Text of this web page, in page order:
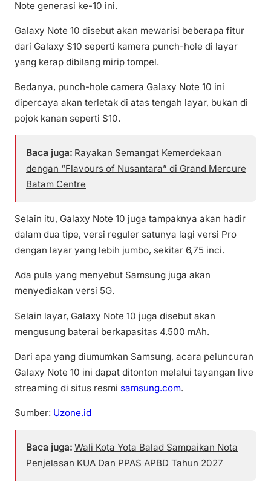
Note generasi ke-10 ini.
Galaxy Note 10 disebut akan mewarisi beberapa fitur
dari Galaxy S10 seperti kamera punch-hole di layar
yang kerap dibilang mirip tompel.
Bedanya, punch-hole camera Galaxy Note 10 ini
dipercaya akan terletak di atas tengah layar, bukan di
pojok kanan seperti S10.
Baca juga: Rayakan Semangat Kemerdekaan
dengan “Flavours of Nusantara” di Grand Mercure
Batam Centre
Selain itu, Galaxy Note 10 juga tampaknya akan hadir
dalam dua tipe, versi reguler satunya lagi versi Pro
dengan layar yang lebih jumbo, sekitar 6,75 inci.
Ada pula yang menyebut Samsung juga akan
menyediakan versi 5G.
Selain layar, Galaxy Note 10 juga disebut akan
mengusung baterai berkapasitas 4.500 mAh.
Dari apa yang diumumkan Samsung, acara peluncuran
Galaxy Note 10 ini dapat ditonton melalui tayangan live
streaming di situs resmi samsung.com.
Sumber: Uzone.id
Baca juga: Wali Kota Yota Balad Sampaikan Nota
Penjelasan KUA Dan PPAS APBD Tahun 2027